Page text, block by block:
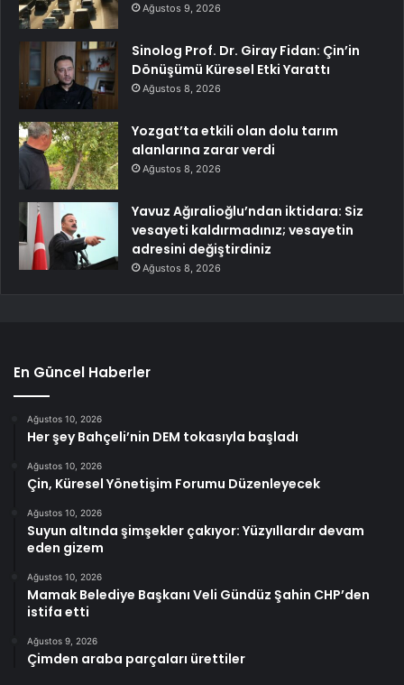
Ağustos 9, 2026
Sinolog Prof. Dr. Giray Fidan: Çin’in
Dönüşümü Küresel Etki Yarattı
Ağustos 8, 2026
Yozgat’ta etkili olan dolu tarım
alanlarına zarar verdi
Ağustos 8, 2026
Yavuz Ağıralioğlu’ndan iktidara: Siz
vesayeti kaldırmadınız; vesayetin
adresini değiştirdiniz
Ağustos 8, 2026
En Güncel Haberler
Ağustos 10, 2026
Her şey Bahçeli’nin DEM tokasıyla başladı
Ağustos 10, 2026
Çin, Küresel Yönetişim Forumu Düzenleyecek
Ağustos 10, 2026
Suyun altında şimşekler çakıyor: Yüzyıllardır devam
eden gizem
Ağustos 10, 2026
Mamak Belediye Başkanı Veli Gündüz Şahin CHP’den
istifa etti
Ağustos 9, 2026
Çimden araba parçaları ürettiler